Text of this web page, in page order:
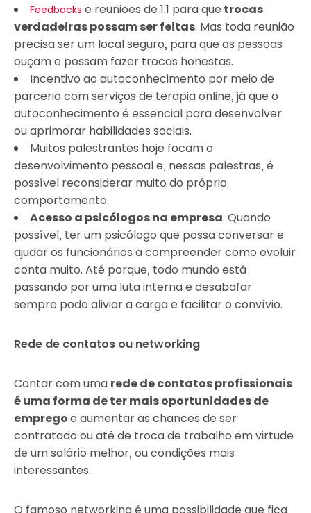
Feedbacks e reuniões de 1:1 para que trocas
verdadeiras possam ser feitas. Mas toda reunião
precisa ser um local seguro, para que as pessoas
ouçam e possam fazer trocas honestas.
Incentivo ao autoconhecimento por meio de
parceria com serviços de terapia online, já que o
autoconhecimento é essencial para desenvolver
ou aprimorar habilidades sociais.
Muitos palestrantes hoje focam o
desenvolvimento pessoal e, nessas palestras, é
possível reconsiderar muito do próprio
comportamento.
Acesso a psicólogos na empresa. Quando
possível, ter um psicólogo que possa conversar e
ajudar os funcionários a compreender como evoluir
conta muito. Até porque, todo mundo está
passando por uma luta interna e desabafar
sempre pode aliviar a carga e facilitar o convívio.
Rede de contatos ou networking
Contar com uma rede de contatos profissionais
é uma forma de ter mais oportunidades de
empregoe aumentar as chances de ser
contratado ou até de troca de trabalho em virtude
de um salário melhor, ou condições mais
interessantes.
O famoso networking é uma possibilidade que fica